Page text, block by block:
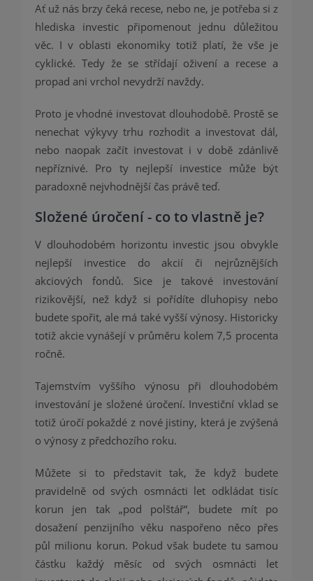
Ať už nás brzy čeká recese, nebo ne, je potřeba si z
hlediska investic připomenout jednu důležitou
věc. I v oblasti ekonomiky totiž platí, že vše je
cyklické. Tedy že se střídají oživení a recese a
propad ani vrchol nevydrží navždy.
Proto je vhodné investovat dlouhodobě. Prostě se
nenechat výkyvy trhu rozhodit a investovat dál,
nebo naopak začít investovat i v době zdánlivě
nepříznivé. Pro ty nejlepší investice může být
paradoxně nejvhodnější čas právě teď.
Složené úročení - co to vlastně je?
V dlouhodobém horizontu investic jsou obvykle
nejlepší investice do akcií či nejrůznějších
akciových fondů. Sice je takové investování
rizikovější, než když si pořídíte dluhopisy nebo
budete spořit, ale má také vyšší výnosy. Historicky
totiž akcie vynášejí v průměru kolem 7,5 procenta
ročně.
Tajemstvím vyššího výnosu při dlouhodobém
investování je složené úročení. Investiční vklad se
totiž úročí pokaždé z nové jistiny, která je zvýšená
o výnosy z předchozího roku.
Můžete si to představit tak, že když budete
pravidelně od svých osmnácti let odkládat tisíc
korun jen tak „pod polštář“, budete mít po
dosažení penzijního věku naspořeno něco přes
půl milionu korun. Pokud však budete tu samou
částku každý měsíc od svých osmnácti let